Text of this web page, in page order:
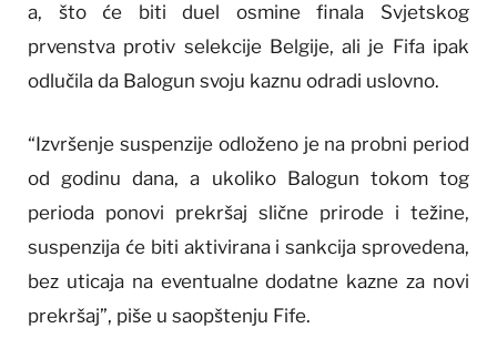
a, što će biti duel osmine finala Svjetskog
prvenstva protiv selekcije Belgije, ali je Fifa ipak
odlučila da Balogun svoju kaznu odradi uslovno.
“Izvršenje suspenzije odloženo je na probni period
od godinu dana, a ukoliko Balogun tokom tog
perioda ponovi prekršaj slične prirode i težine,
suspenzija će biti aktivirana i sankcija sprovedena,
bez uticaja na eventualne dodatne kazne za novi
prekršaj”, piše u saopštenju Fife.